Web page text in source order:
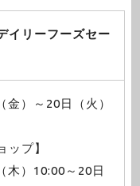
イリーフーズセー
金）～20日（火）
ップ】
木）10:00～20日